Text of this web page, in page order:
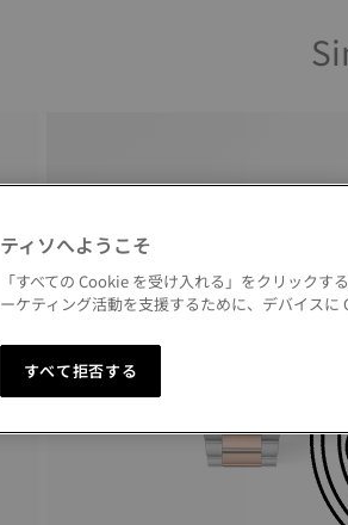
ティソへようこそ
「すべての Cookie を受け入れる」をクリック
ーケティング活動を支援するために、デバイス
すべて拒否する